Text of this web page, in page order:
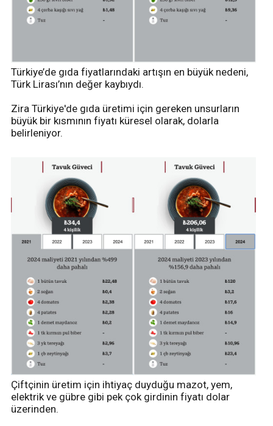
Türkiye’de gıda fiyatlarındaki artışın en büyük nedeni,
Türk Lirası’nın değer kaybıydı.
Zira Türkiye'de gıda üretimi için gereken unsurların
büyük bir kısmının fiyatı küresel olarak, dolarla
belirleniyor.
Çiftçinin üretim için ihtiyaç duyduğu mazot, yem,
elektrik ve gübre gibi pek çok girdinin fiyatı dolar
üzerinden.